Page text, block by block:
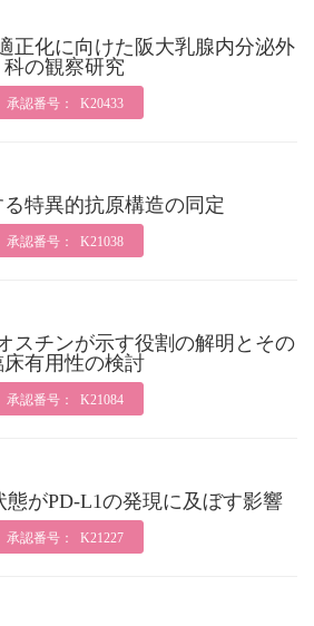
正化に向けた阪大乳腺内分泌外
科の観察研究
承認番号： K20433
特異的抗原構造の同定
承認番号： K21038
スチンが示す役割の解明とその
床有用性の検討
承認番号： K21084
がPD-L1の発現に及ぼす影響
承認番号： K21227